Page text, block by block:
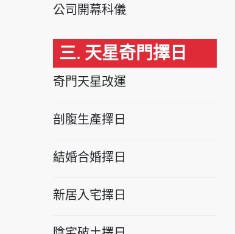
公司開幕科儀
三. 天星奇門擇日
奇門天星改運
剖腹生產擇日
結婚合婚擇日
新居入宅擇日